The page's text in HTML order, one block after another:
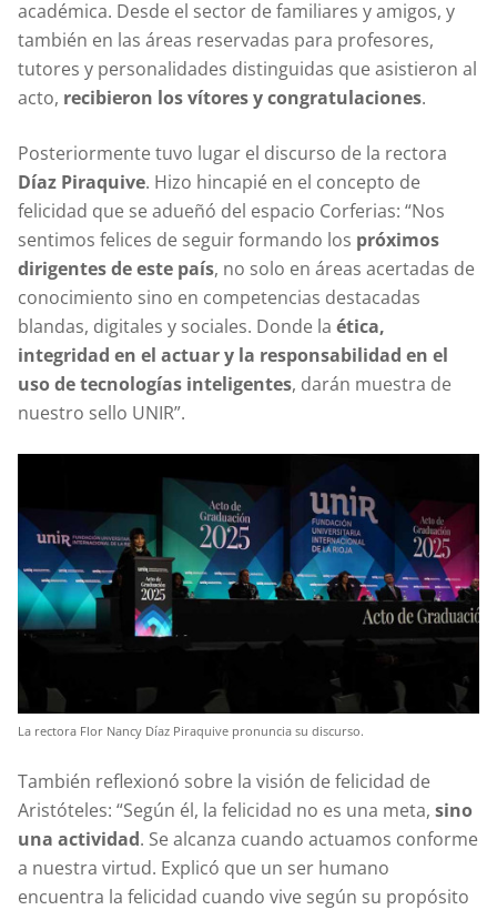
académica. Desde el sector de familiares y amigos, y
también en las áreas reservadas para profesores,
tutores y personalidades distinguidas que asistieron al
acto, recibieron los vítores y congratulaciones.
Posteriormente tuvo lugar el discurso de la rectora
Díaz Piraquive. Hizo hincapié en el concepto de
felicidad que se adueñó del espacio Corferias: “Nos
sentimos felices de seguir formando los próximos
dirigentes de este país, no solo en áreas acertadas de
conocimiento sino en competencias destacadas
blandas, digitales y sociales. Donde la ética,
integridad en el actuar y la responsabilidad en el
uso de tecnologías inteligentes, darán muestra de
nuestro sello UNIR”.
La rectora Flor Nancy Díaz Piraquive pronuncia su discurso.
También reflexionó sobre la visión de felicidad de
Aristóteles: “Según él, la felicidad no es una meta, sino
una actividad. Se alcanza cuando actuamos conforme
a nuestra virtud. Explicó que un ser humano
encuentra la felicidad cuando vive según su propósito